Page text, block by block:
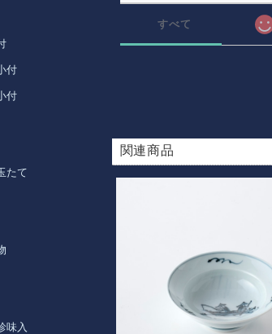
付
付
たて
味入
すべて
関連商品